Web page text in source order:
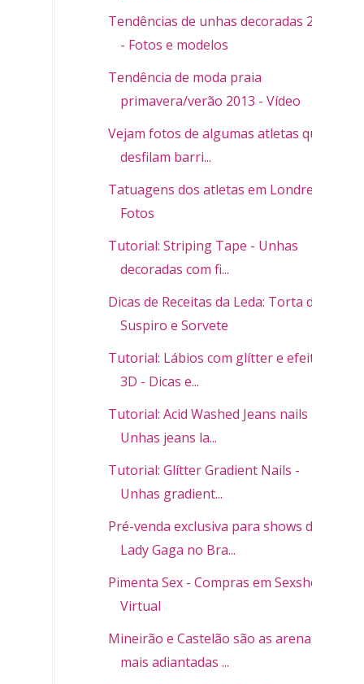
Tendências de unhas decoradas 2013
- Fotos e modelos
Tendência de moda praia
primavera/verão 2013 - Vídeo
Vejam fotos de algumas atletas que
desfilam barri...
Tatuagens dos atletas em Londres -
Fotos
Tutorial: Striping Tape - Unhas
decoradas com fi...
Dicas de Receitas da Leda: Torta de
Suspiro e Sorvete
Tutorial: Lábios com glítter e efeito
3D - Dicas e...
Tutorial: Acid Washed Jeans nails -
Unhas jeans la...
Tutorial: Glítter Gradient Nails -
Unhas gradient...
Pré-venda exclusiva para shows de
Lady Gaga no Bra...
Pimenta Sex - Compras em Sexshop
Virtual
Mineirão e Castelão são as arenas
mais adiantadas ...